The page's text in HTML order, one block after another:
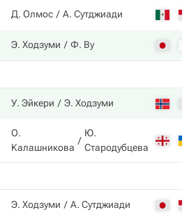
Д. Олмос А. Сутджиади
Э. Ходзуми Ф. Ву
У. Эйкери Э. Ходзуми
О.
Калашникова
Ю.
Стародубцева
Э. Ходзуми А. Сутджиади